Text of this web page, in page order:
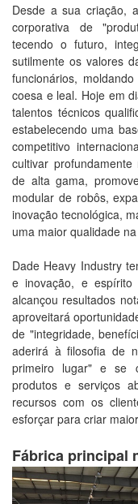
Desde a sua criação,
corporativa de
tecendo o futuro,
sutilmente os valores
funcionários,
coesa e leal. Hoje em
talentos técnicos
estabelecendo uma
competitivo
cultivar
de alta gama,
modular de robôs,
inovação tecnológica,
uma maior qualidade
Dade Heavy Industry
e inovação, e espírito
alcançou resultados
aproveitará
de "integridade,
aderirá à filosofia de
primeiro lugar" e se
produtos e serviços
recursos com os
esforçar para criar
Fábrica principal